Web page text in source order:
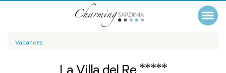
Vacances
*****